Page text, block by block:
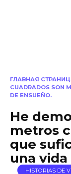
ГЛАВНАЯ
CUADRADOS SON
DE ENSUEÑO.
He
metros
que
una
HISTORIAS DE